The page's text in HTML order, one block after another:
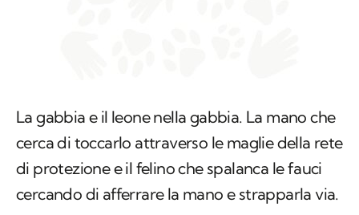
La gabbia e il leone nella gabbia. La mano che
cerca di toccarlo attraverso le maglie della rete
di protezione e il felino che spalanca le fauci
cercando di afferrare la mano e strapparla via.